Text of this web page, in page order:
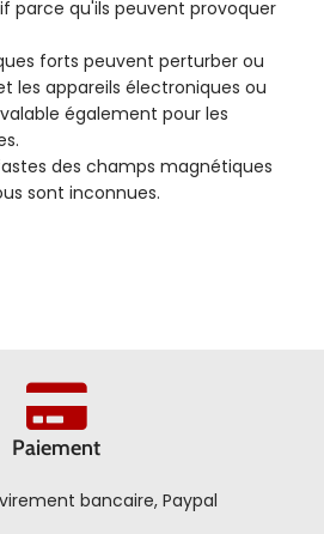
parce qu'ils peuvent provoquer
forts peuvent perturber ou
les appareils électroniques ou
également pour les
des champs magnétiques
sont inconnues.
Paiement
bancaire, Paypal